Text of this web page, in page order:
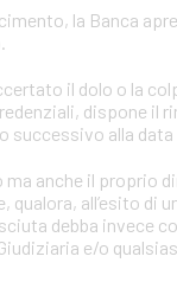
la Banca
il dolo o la
dispone il
alla data
anche il proprio
qualora, all’esito
debba invece
e/o